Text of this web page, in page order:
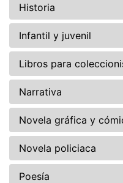
Historia
Infantil y juvenil
Libros para
Narrativa
Novela gráfica y
Novela policiaca
Poesía